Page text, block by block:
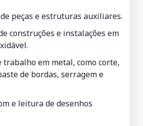
peças e estruturas auxiliares.
construções e instalações em
trabalho em metal, como corte,
de bordas, serragem e
e leitura de desenhos